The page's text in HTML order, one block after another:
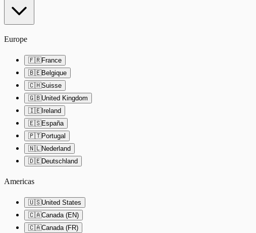
Europe
🇫🇷France
🇧🇪Belgique
🇨🇭Suisse
🇬🇧United Kingdom
🇮🇪Ireland
🇪🇸España
🇵🇹Portugal
🇳🇱Nederland
🇩🇪Deutschland
Americas
🇺🇸United States
🇨🇦Canada (EN)
🇨🇦Canada (FR)